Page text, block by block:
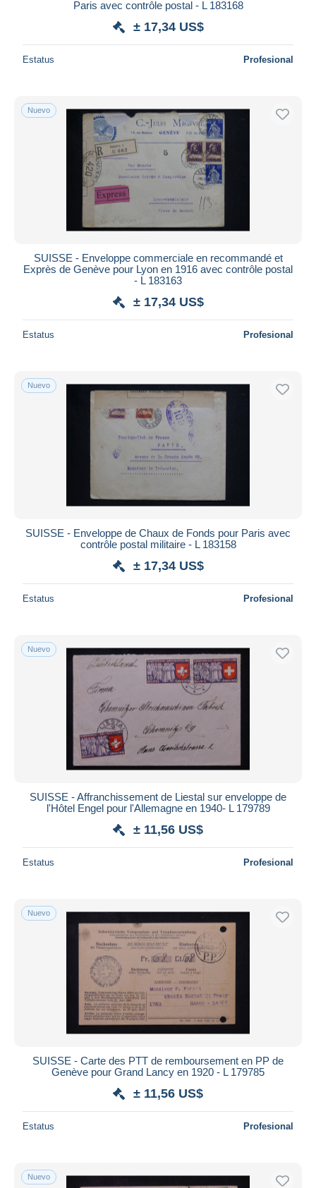
Paris avec contrôle postal - L 183168
± 17,34 US$
Estatus Profesional
Nuevo
SUISSE - Enveloppe commerciale en recommandé et
Exprès de Genève pour Lyon en 1916 avec contrôle postal
- L 183163
± 17,34 US$
Estatus Profesional
Nuevo
SUISSE - Enveloppe de Chaux de Fonds pour Paris avec
contrôle postal militaire - L 183158
± 17,34 US$
Estatus Profesional
Nuevo
SUISSE - Affranchissement de Liestal sur enveloppe de
l'Hôtel Engel pour l'Allemagne en 1940- L 179789
± 11,56 US$
Estatus Profesional
Nuevo
SUISSE - Carte des PTT de remboursement en PP de
Genève pour Grand Lancy en 1920 - L 179785
± 11,56 US$
Estatus Profesional
Nuevo